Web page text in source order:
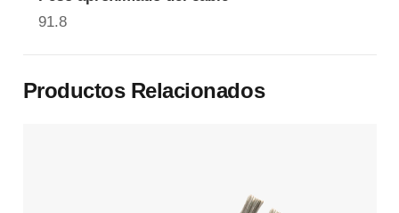
91.8
Productos Relacionados